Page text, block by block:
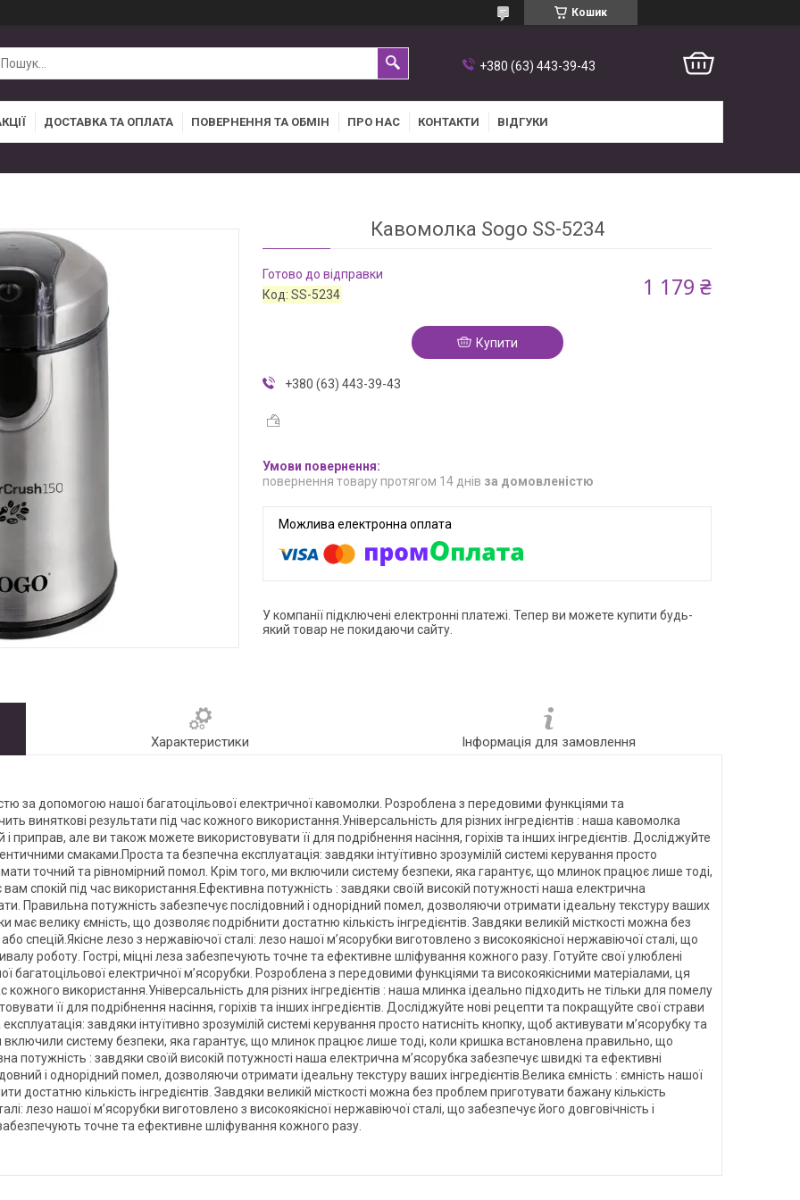
Кошик
+380 (63) 443-39-43
ДОСТАВКА ТА ОПЛАТА ПОВЕРНЕННЯ ТА ОБМІН ПРО НАС КОНТАКТИ ВІДГУКИ
Кавомолка Sogo SS-5234
Готово до відправки
Код:SS-5234 1 179 ₴
Купити
+380 (63) 443-39-43
повернення товару протягом 14 днів за домовленістю
У компанії підключені електронні платежі. Тепер ви можете купити будь-
який товар не покидаючи сайту.
Характеристики Інформація для замовлення
за допомогою нашої багатоцільової електричної кавомолки. Розроблена з передовими функціями та
виняткові результати під час кожного використання.Універсальність для різних інгредієнтів : наша кавомолка
приправ, але ви також можете використовувати її для подрібнення насіння, горіхів та інших інгредієнтів. Досліджуйте
смаками.Проста та безпечна експлуатація: завдяки інтуїтивно зрозумілій системі керування просто
точний та рівномірний помол. Крім того, ми включили систему безпеки, яка гарантує, що млинок працює лише тоді,
спокій під час використання.Ефективна потужність : завдяки своїй високій потужності наша електрична
Правильна потужність забезпечує послідовний і однорідний помел, дозволяючи отримати ідеальну текстуру ваших
має велику ємність, що дозволяє подрібнити достатню кількість інгредієнтів. Завдяки великій місткості можна без
спецій.Якісне лезо з нержавіючої сталі: лезо нашої м’ясорубки виготовлено з високоякісної нержавіючої сталі, що
роботу. Гострі, міцні леза забезпечують точне та ефективне шліфування кожного разу. Готуйте свої улюблені
багатоцільової електричної м’ясорубки. Розроблена з передовими функціями та високоякісними матеріалами, ця
кожного використання.Універсальність для різних інгредієнтів : наша млинка ідеально підходить не тільки для помелу
її для подрібнення насіння, горіхів та інших інгредієнтів. Досліджуйте нові рецепти та покращуйте свої страви
завдяки інтуїтивно зрозумілій системі керування просто натисніть кнопку, щоб активувати м’ясорубку та
включили систему безпеки, яка гарантує, що млинок працює лише тоді, коли кришка встановлена правильно, що
потужність : завдяки своїй високій потужності наша електрична м’ясорубка забезпечує швидкі та ефективні
і однорідний помел, дозволяючи отримати ідеальну текстуру ваших інгредієнтів.Велика ємність : ємність нашої
достатню кількість інгредієнтів. Завдяки великій місткості можна без проблем приготувати бажану кількість
лезо нашої м’ясорубки виготовлено з високоякісної нержавіючої сталі, що забезпечує його довговічність і
точне та ефективне шліфування кожного разу.